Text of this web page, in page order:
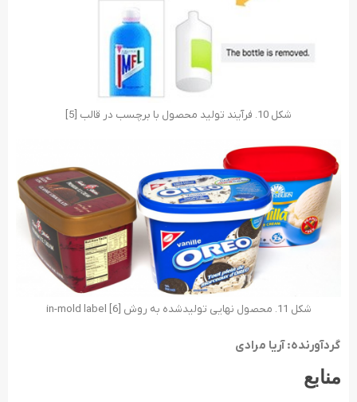
شکل 10. فرآیند تولید محصول با برچسب در قالب [5]
شکل 11. محصول نهایی تولیدشده به روش [in-mold label [6
گردآورنده: آریا مرادی
منابع